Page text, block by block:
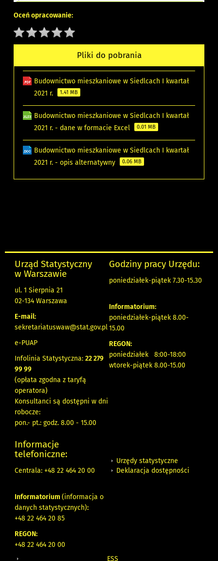
Oceń opracowanie:
Pliki do pobrania
Budownictwo mieszkaniowe w Siedlcach I kwartał
2021 r.
1.41 MB
Budownictwo mieszkaniowe w Siedlcach I kwartał
2021 r. - dane w formacie Excel
0.01 MB
Budownictwo mieszkaniowe w Siedlcach I kwartał
2021 r. - opis alternatywny
0.06 MB
Urząd Statystyczny
w Warszawie
ul. 1 Sierpnia 21
02-134 Warszawa
E-mail:
sekretariatuswaw@stat.gov.pl
e-PUAP
Infolinia Statystyczna: 22 279
99 99
(opłata zgodna z taryfą
operatora)
Konsultanci są dostępni w dni
robocze:
pon.- pt.: godz. 8.00 - 15.00
Godziny pracy Urzędu:
poniedziałek-piątek 7.30-15.30
Informatorium:
poniedziałek-piątek 8.00-
15.00
REGON:
poniedziałek 8:00-18:00
wtorek-piątek 8.00-15.00
Informacje
telefoniczne:
Centrala: +48 22 464 20 00
Informatorium (informacja o
danych statystycznych):
+48 22 464 20 85
REGON:
+48 22 464 20 00
Urzędy statystyczne
Deklaracja dostępności
ESS